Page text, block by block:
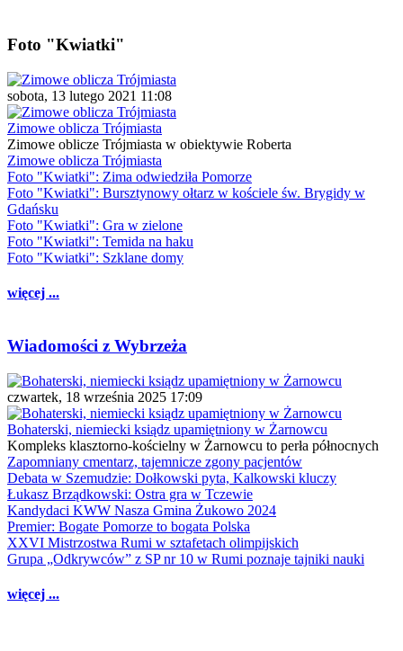
Foto "Kwiatki"
sobota, 13 lutego 2021 11:08
Zimowe oblicza Trójmiasta
Zimowe oblicze Trójmiasta w obiektywie Roberta
Zimowe oblicza Trójmiasta
Foto "Kwiatki": Zima odwiedziła Pomorze
Foto "Kwiatki": Bursztynowy ołtarz w kościele św. Brygidy w
Gdańsku
Foto "Kwiatki": Gra w zielone
Foto "Kwiatki": Temida na haku
Foto "Kwiatki": Szklane domy
więcej ...
Wiadomości z Wybrzeża
czwartek, 18 września 2025 17:09
Bohaterski, niemiecki ksiądz upamiętniony w Żarnowcu
Kompleks klasztorno-kościelny w Żarnowcu to perła północnych
Zapomniany cmentarz, tajemnicze zgony pacjentów
Debata w Szemudzie: Dołkowski pyta, Kalkowski kluczy
Łukasz Brządkowski: Ostra gra w Tczewie
Kandydaci KWW Nasza Gmina Żukowo 2024
Premier: Bogate Pomorze to bogata Polska
XXVI Mistrzostwa Rumi w sztafetach olimpijskich
Grupa „Odkrywców” z SP nr 10 w Rumi poznaje tajniki nauki
więcej ...